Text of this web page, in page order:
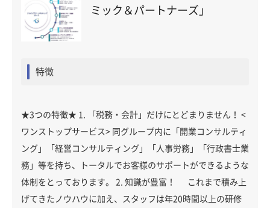
ミック＆パートナーズ」
特徴
★3つの特徴★ 1. 「税務・会計」だけにとどまりません！ <
ワンストップサービス> 同グループ内に「開業コンサルティ
ング」「経営コンサルティング」「人事労務」「行政書士業
務」等を持ち、トータルでお客様のサポートができるような
体制をとっております。 2. 知識が豊富！ これまで積み上
げてきたノウハウに加え、スタッフは年20時間以上の研修